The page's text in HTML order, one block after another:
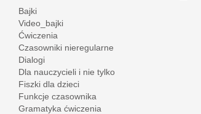
Bajki
Video_bajki
Ćwiczenia
Czasowniki nieregularne
Dialogi
Dla nauczycieli i nie tylko
Fiszki dla dzieci
Funkcje czasownika
Gramatyka ćwiczenia